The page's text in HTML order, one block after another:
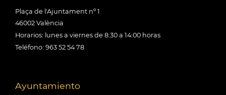
Plaça de l'Ajuntament nº 1
46002 València
Horarios: lunes a viernes de 8:30 a 14:00 horas
Teléfono: 963 52 54 78
Ayuntamiento